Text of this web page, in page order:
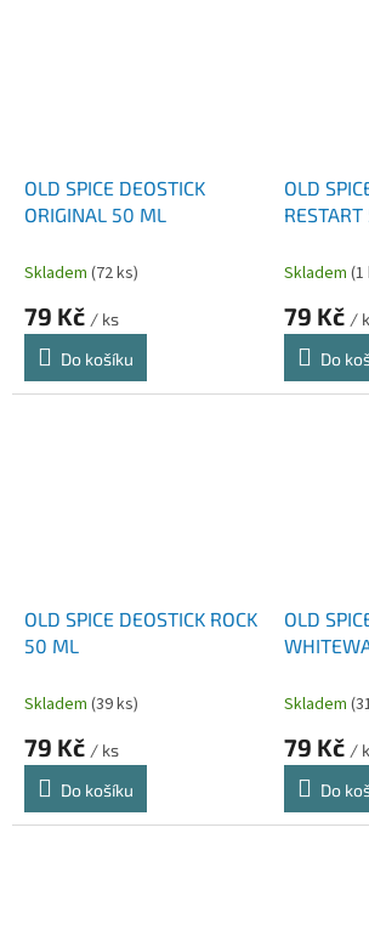
OLD SPICE DEOSTICK
ORIGINAL 50 ML
Skladem (72 ks)
79 Kč / ks
Do košíku
OLD
Skladem (1
79 Kč /
Do
OLD SPICE DEOSTICK ROCK
50 ML
Skladem (39 ks)
79 Kč / ks
Do košíku
OLD
Skladem
79 Kč /
Do